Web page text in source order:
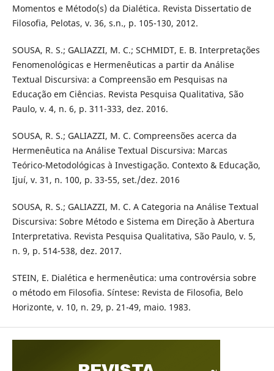
Momentos e Método(s) da Dialética. Revista Dissertatio de
Filosofia, Pelotas, v. 36, s.n., p. 105-130, 2012.
SOUSA, R. S.; GALIAZZI, M. C.; SCHMIDT, E. B. Interpretações
Fenomenológicas e Hermenêuticas a partir da Análise
Textual Discursiva: a Compreensão em Pesquisas na
Educação em Ciências. Revista Pesquisa Qualitativa, São
Paulo, v. 4, n. 6, p. 311-333, dez. 2016.
SOUSA, R. S.; GALIAZZI, M. C. Compreensões acerca da
Hermenêutica na Análise Textual Discursiva: Marcas
Teórico-Metodológicas à Investigação. Contexto & Educação,
Ijuí, v. 31, n. 100, p. 33-55, set./dez. 2016
SOUSA, R. S.; GALIAZZI, M. C. A Categoria na Análise Textual
Discursiva: Sobre Método e Sistema em Direção à Abertura
Interpretativa. Revista Pesquisa Qualitativa, São Paulo, v. 5,
n. 9, p. 514-538, dez. 2017.
STEIN, E. Dialética e hermenêutica: uma controvérsia sobre
o método em Filosofia. Síntese: Revista de Filosofia, Belo
Horizonte, v. 10, n. 29, p. 21-49, maio. 1983.